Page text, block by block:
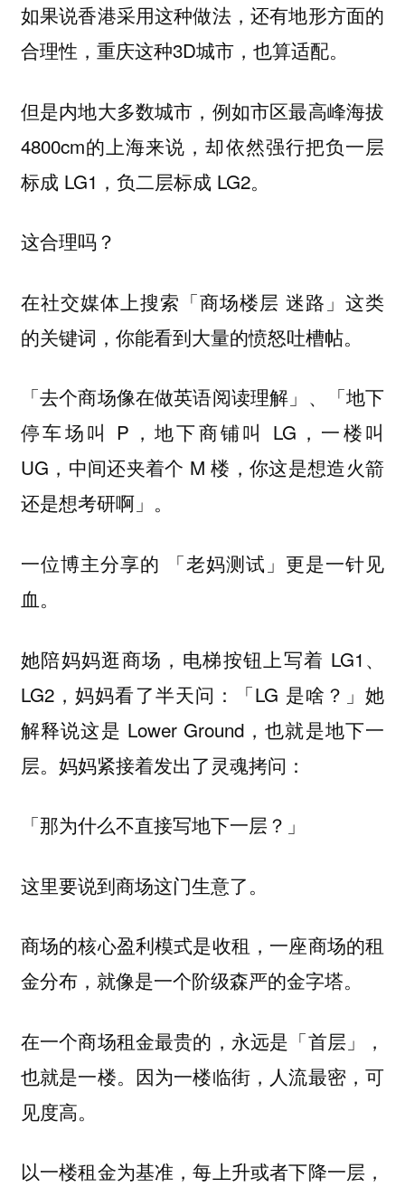
如果说香港采用这种做法，还有地形方面的
合理性，重庆这种3D城市，也算适配。
但是内地大多数城市，例如市区最高峰海拔
4800cm的上海来说，却依然强行把负一层
标成 LG1，负二层标成 LG2。
这合理吗？
在社交媒体上搜索「商场楼层 迷路」这类
的关键词，你能看到大量的愤怒吐槽帖。
「去个商场像在做英语阅读理解」、「地下
停车场叫 P，地下商铺叫 LG，一楼叫
UG，中间还夹着个 M 楼，你这是想造火箭
还是想考研啊」。
一位博主分享的 「老妈测试」更是一针见
血。
她陪妈妈逛商场，电梯按钮上写着 LG1、
LG2，妈妈看了半天问：「LG 是啥？」她
解释说这是 Lower Ground，也就是地下一
层。妈妈紧接着发出了灵魂拷问：
「那为什么不直接写地下一层？」
这里要说到商场这门生意了。
商场的核心盈利模式是收租，一座商场的租
金分布，就像是一个阶级森严的金字塔。
在一个商场租金最贵的，永远是「首层」，
也就是一楼。因为一楼临街，人流最密，可
见度高。
以一楼租金为基准，每上升或者下降一层，